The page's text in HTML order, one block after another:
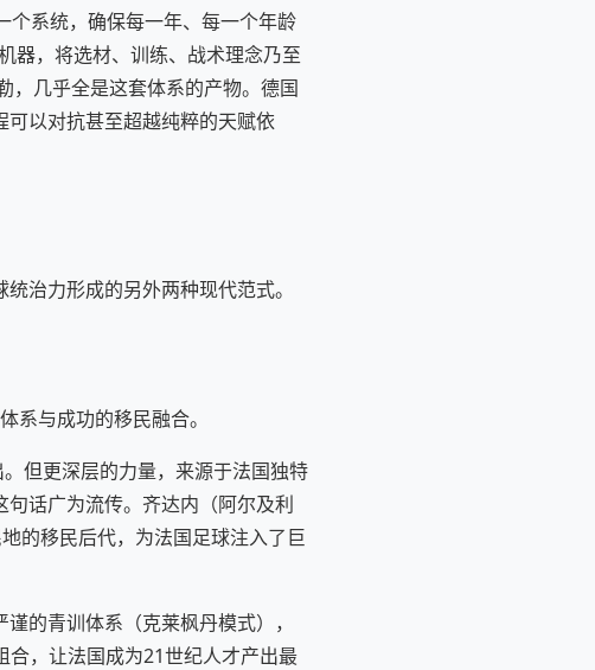
个系统，确保每一年、每一个年龄
器，将选材、训练、战术理念乃至
，几乎全是这套体系的产物。德国
以对抗甚至超越纯粹的天赋依
治力形成的另外两种现代范式。
系与成功的移民融合。
但更深层的力量，来源于法国独特
话广为流传。齐达内（阿尔及利
的移民后代，为法国足球注入了巨
的青训体系（克莱枫丹模式），
合，让法国成为21世纪人才产出最